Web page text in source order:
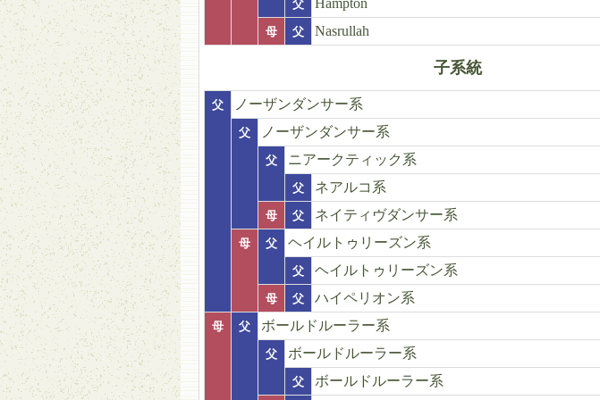
父
母 父 Nasrullah
子系統
父 ノーザンダンサー系
父 ノーザンダンサー系
父 ニアークティック系
父 ネアルコ系
母 父 ネイティヴダンサー系
母 父 ヘイルトゥリーズン系
父 ヘイルトゥリーズン系
母 父 ハイペリオン系
母 父 ボールドルーラー系
父 ボールドルーラー系
父 ボールドルーラー系